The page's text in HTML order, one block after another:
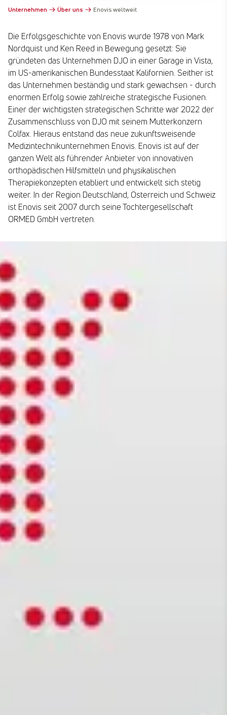
Unternehmen Über uns Enovis weltweit
Die Erfolgsgeschichte von Enovis wurde 1978 von Mark
Nordquist und Ken Reed in Bewegung gesetzt: Sie
gründeten das Unternehmen DJO in einer Garage in Vista,
im US-amerikanischen Bundesstaat Kalifornien. Seither ist
das Unternehmen beständig und stark gewachsen - durch
enormen Erfolg sowie zahlreiche strategische Fusionen.
Einer der wichtigsten strategischen Schritte war 2022 der
Zusammenschluss von DJO mit seinem Mutterkonzern
Colfax. Hieraus entstand das neue zukunftsweisende
Medizintechnikunternehmen Enovis. Enovis ist auf der
ganzen Welt als führender Anbieter von innovativen
orthopädischen Hilfsmitteln und physikalischen
Therapiekonzepten etabliert und entwickelt sich stetig
weiter. In der Region Deutschland, Österreich und Schweiz
ist Enovis seit 2007 durch seine Tochtergesellschaft
ORMED GmbH vertreten.